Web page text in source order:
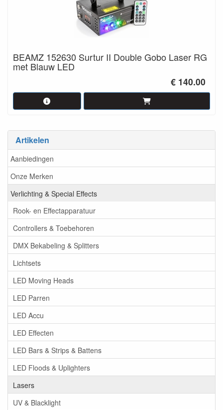
Artikelen
Aanbiedingen
Onze Merken
Verlichting & Special Effects
Rook- en Effectapparatuur
Controllers & Toebehoren
DMX Bekabeling & Splitters
Lichtsets
LED Moving Heads
LED Parren
LED Accu
LED Effecten
LED Bars & Strips & Battens
LED Floods & Uplighters
Lasers
UV & Blacklight
BEAMZ 152630 Surtur II Double Gobo Laser RG
met Blauw LED
€ 140.00